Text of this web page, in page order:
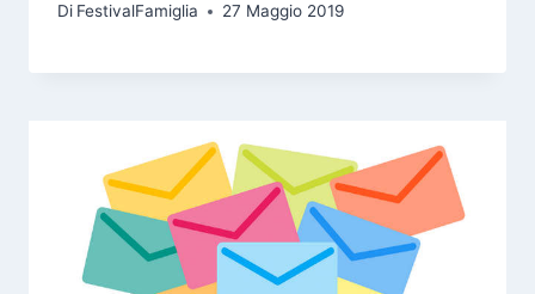
Di FestivalFamiglia 27 Maggio 2019